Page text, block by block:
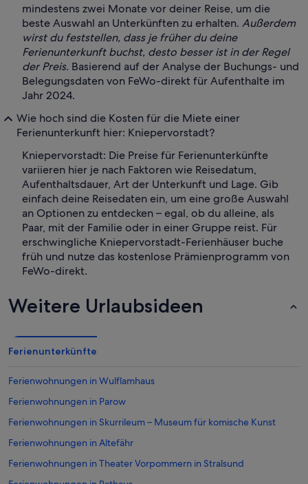
mindestens zwei Monate vor deiner Reise, um die
beste Auswahl an Unterkünften zu erhalten. Außerdem
wirst du feststellen, dass je früher du deine
Ferienunterkunft buchst, desto besser ist in der Regel
der Preis. Basierend auf der Analyse der Buchungs- und
Belegungsdaten von FeWo-direkt für Aufenthalte im
Jahr 2024.
Wie hoch sind die Kosten für die Miete einer
Ferienunterkunft hier: Kniepervorstadt?
Kniepervorstadt: Die Preise für Ferienunterkünfte
variieren hier je nach Faktoren wie Reisedatum,
Aufenthaltsdauer, Art der Unterkunft und Lage. Gib
einfach deine Reisedaten ein, um eine große Auswahl
an Optionen zu entdecken – egal, ob du alleine, als
Paar, mit der Familie oder in einer Gruppe reist. Für
erschwingliche Kniepervorstadt-Ferienhäuser buche
früh und nutze das kostenlose Prämienprogramm von
FeWo-direkt.
Weitere Urlaubsideen
Ferienunterkünfte
Ferienwohnungen in Wulflamhaus
Ferienwohnungen in Parow
Ferienwohnungen in Skurrileum – Museum für komische Kunst
Ferienwohnungen in Altefähr
Ferienwohnungen in Theater Vorpommern in Stralsund